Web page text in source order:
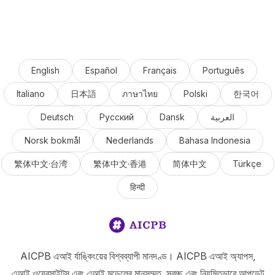
English Español Français Português
Italiano 日本語 ภาษาไทย Polski 한국어
Deutsch Русский Dansk العربية
Norsk bokmål Nederlands Bahasa Indonesia
繁体中文·台湾 繁体中文·香港 简体中文 Türkçe
हिन्दी
AICPB এআই র্যাঙ্কিংয়ের বিশ্বব্যাপী মানদণ্ড। AICPB এআই অ্যাপস,